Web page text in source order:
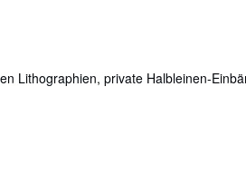
Lithographien, private Halbleinen-